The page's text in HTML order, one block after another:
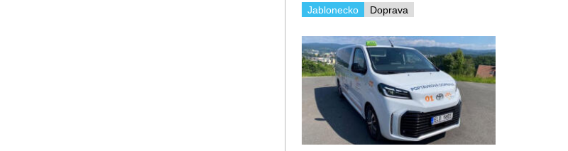
Doprava
Jablonecko